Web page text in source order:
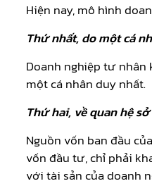
Hiện nay, mô hình
Thứ nhất, do một cá
Doanh nghiệp tư
một cá nhân duy nhất.
Thứ hai, về quan hệ
Nguồn vốn ban đầu
vốn đầu tư, chỉ phải
với tài sản của doanh